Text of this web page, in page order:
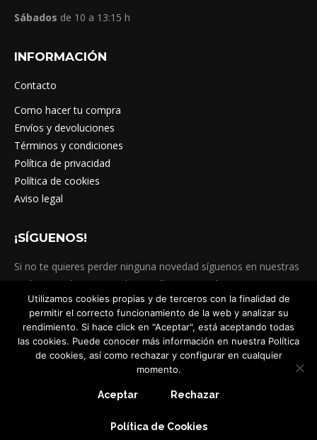
Sábados de 10 a 13:15 h
INFORMACIÓN
Contacto
Como hacer tu compra
Envíos y devoluciones
Términos y condiciones
Política de privacidad
Política de cookies
Aviso legal
¡SÍGUENOS!
Si no te quieres perder ninguna novedad síguenos en nuestras
Redes Sociales. @totatelagranollers #totatela
#totatelagranollers
Encuéntranos en:
Facebook
page
Instagram
page
Viber
page
Todos los derechos reservados.
Utilizamos cookies propias y de terceros con la finalidad de
permitir el correcto funcionamiento de la web y analizar su
rendimiento. Si hace click en "Aceptar", está aceptando todas
las cookies. Puede conocer más información en nuestra Política
de cookies, así como rechazar y configurar en cualquier
momento.
Aceptar Rechazar
Política de Cookies